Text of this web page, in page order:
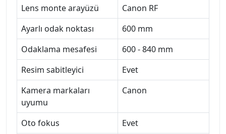
Lens monte arayüzü
Canon RF
Ayarlı odak noktası
600 mm
Odaklama mesafesi
600 - 840 mm
Resim sabitleyici
Evet
Kamera markaları
uyumu
Canon
Oto fokus
Evet